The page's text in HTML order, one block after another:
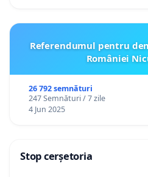
Referendumul pentru
României
26 792 semnături
247 Semnături / 7 zile
4 Jun 2025
Stop cerșetoria